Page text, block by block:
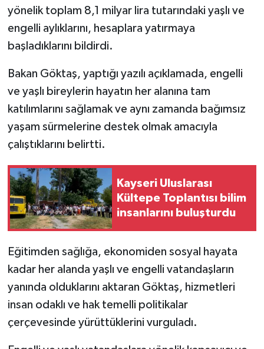
yönelik toplam 8,1 milyar lira tutarındaki yaşlı ve
engelli aylıklarını, hesaplara yatırmaya
başladıklarını bildirdi.
Bakan Göktaş, yaptığı yazılı açıklamada, engelli
ve yaşlı bireylerin hayatın her alanına tam
katılımlarını sağlamak ve aynı zamanda bağımsız
yaşam sürmelerine destek olmak amacıyla
çalıştıklarını belirtti.
Kayseri Uluslarası
Kültepe Toplantısı bilim
insanlarını buluşturdu
Eğitimden sağlığa, ekonomiden sosyal hayata
kadar her alanda yaşlı ve engelli vatandaşların
yanında olduklarını aktaran Göktaş, hizmetleri
insan odaklı ve hak temelli politikalar
çerçevesinde yürüttüklerini vurguladı.